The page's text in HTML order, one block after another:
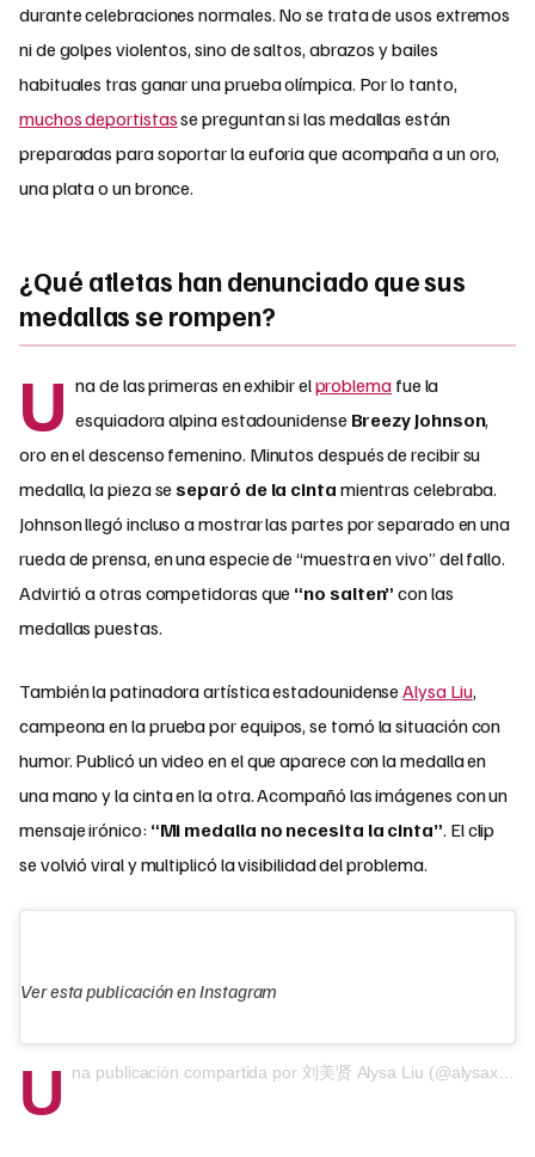
durante celebraciones normales. No se trata de usos extremos
ni de golpes violentos, sino de saltos, abrazos y bailes
habituales tras ganar una prueba olímpica. Por lo tanto,
muchos deportistasse preguntan si las medallas están
preparadas para soportar la euforia que acompaña a un oro,
una plata o un bronce.
¿Qué atletas han denunciado que sus
medallas se rompen?
U na de las primeras en exhibir elproblemafue la
esquiadora alpina estadounidense Breezy Johnson,
oro en el descenso femenino. Minutos después de recibir su
medalla, la pieza seseparó de la cinta mientras celebraba.
Johnson llegó incluso a mostrar las partes por separado en una
rueda de prensa, en una especie de “muestra en vivo” del fallo.
Advirtió a otras competidoras que “no salten” con las
medallas puestas.
También la patinadora artística estadounidenseAlysa Liu,
campeona en la prueba por equipos, se tomó la situación con
humor. Publicó un video en el que aparece con la medalla en
una mano y la cinta en la otra. Acompañó las imágenes con un
mensaje irónico: “Mi medalla no necesita la cinta”. El clip
se volvió viral y multiplicó la visibilidad del problema.
Ver esta publicación en Instagram
U na publicación compartida por 刘美贤 Alysa Liu (@alysaxliu)